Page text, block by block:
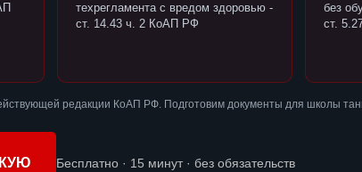
техрегламента с вредом здоровью -
ст. 14.43 ч. 2 КоАП РФ
без
ст.
редакции КоАП РФ. Подготовим документы для школы
Бесплатно · 15 минут · без обязательств